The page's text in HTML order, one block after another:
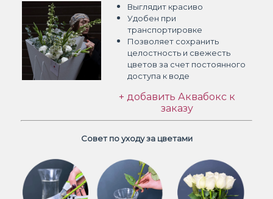
Выглядит красиво
Удобен при
транспортировке
Позволяет сохранить
целостность и свежесть
цветов за счет постоянного
доступа к воде
+ добавить Аквабокс к
заказу
Совет по уходу за цветами